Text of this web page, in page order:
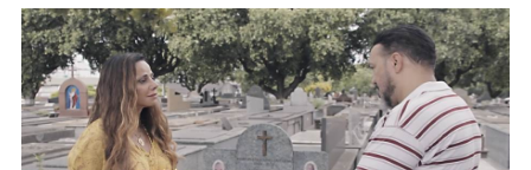
reviver nosso passado'... Ver mais